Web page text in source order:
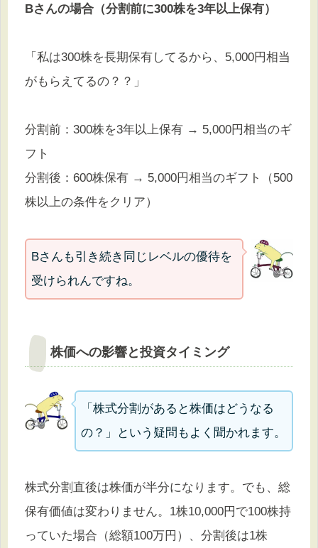
Bさんの場合（分割前に300株を3年以上保有）
「私は300株を長期保有してるから、5,000円相当
がもらえてるの？？」
分割前：300株を3年以上保有 → 5,000円相当のギ
フト
分割後：600株保有 → 5,000円相当のギフト（500
株以上の条件をクリア）
Bさんも引き続き同じレベルの優待を
受けられんですね。
株価への影響と投資タイミング
「株式分割があると株価はどうなる
の？」という疑問もよく聞かれます。
株式分割直後は株価が半分になります。でも、総
保有価値は変わりません。1株10,000円で100株持
っていた場合（総額100万円）、分割後は1株